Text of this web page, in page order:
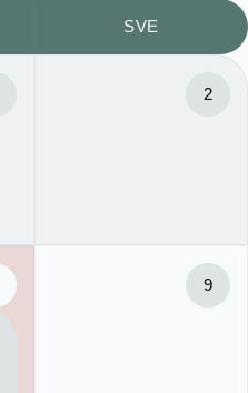
SVE
2
9